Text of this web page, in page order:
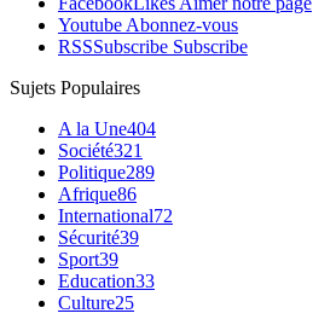
Youtube Abonnez-vous
RSSSubscribe Subscribe
Sujets Populaires
A la Une404
Société321
Politique289
Afrique86
International72
Sécurité39
Sport39
Education33
Culture25